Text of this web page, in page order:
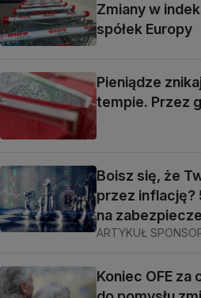
Zmiany w
spółek Europy
Pieniądze
tempie. Przez
Boisz się, że
przez inflację?
na
ARTYKUŁ
Koniec OFE za